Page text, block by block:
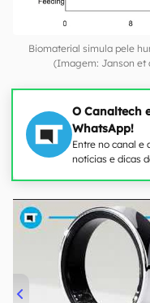
Biomaterial simula pele
(Imagem: Janson et
O Canaltech
WhatsApp!
Entre no canal e
notícias e dicas